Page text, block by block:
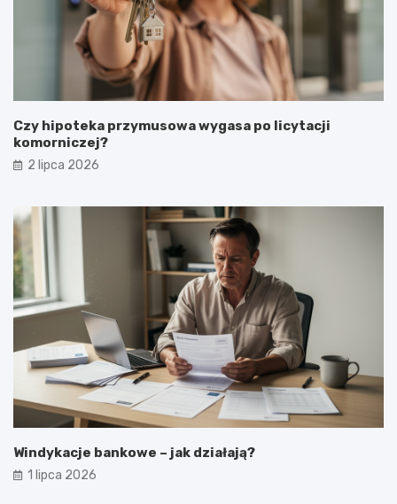
Czy hipoteka przymusowa wygasa po licytacji
komorniczej?
2 lipca 2026
Windykacje bankowe – jak działają?
1 lipca 2026